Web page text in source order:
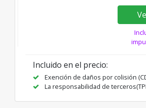
Incluido en el precio:
Exención de daños por colisión
La responsabilidad de